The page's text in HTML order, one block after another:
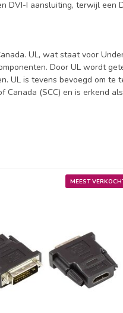
I aansluiting, terwijl een
UL, wat staat voor
Door UL wordt
UL is tevens bevoegd om
(SCC) en is erkend
MEEST